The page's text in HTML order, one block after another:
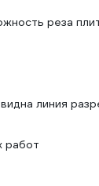
реза
линия
работ